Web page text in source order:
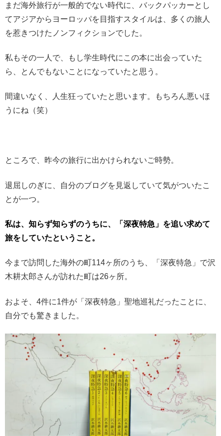
まだ海外旅行が一般的でない時代に、バックパッカーとし
てアジアからヨーロッパを目指すスタイルは、多くの旅人
を惹きつけたノンフィクションでした。
私もその一人で、もし学生時代にこの本に出会っていた
ら、とんでもないことになっていたと思う。
間違いなく、人生狂っていたと思います。もちろん悪いほ
うにね（笑）
ところで、昨今の旅行に出かけられないご時勢。
退屈しのぎに、自分のブログを見返していて気がついたこ
とが一つ。
私は、知らず知らずのうちに、「深夜特急」を追い求めて
旅をしていたということ。
今まで訪問した海外の町114ヶ所のうち、「深夜特急」で沢
木耕太郎さんが訪れた町は26ヶ所。
およそ、4件に1件が「深夜特急」聖地巡礼だったことに、
自分でも驚きました。